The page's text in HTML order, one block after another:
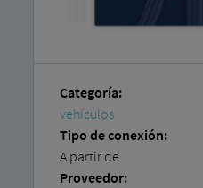
Categoría:
vehículos
Tipo de conexión:
A partir de
Proveedor: